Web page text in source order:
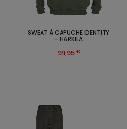
SWEAT À CAPUCHE IDENTITY
- HÄRKILA
99,95 €